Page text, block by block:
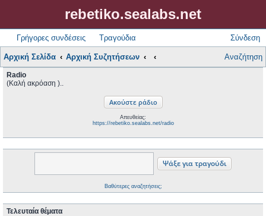
rebetiko.sealabs.net
Γρήγορες συνδέσεις Τραγούδια Σύνδεση
Αρχική Σελίδα Αρχική Συζητήσεων Αναζήτηση
Radio
(Καλή ακρόαση )..
Απευθείας:
https://rebetiko.sealabs.net/radio
Βαθύτερες αναζητήσεις;
Τελευταία θέματα